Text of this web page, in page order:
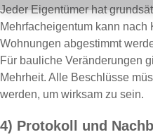
Jeder Eigentümer hat
Mehrfacheigentum kann nach
Wohnungen abgestimmt
Für bauliche Veränderungen
Mehrheit. Alle Beschlüsse
werden, um wirksam zu sein.
4) Protokoll und